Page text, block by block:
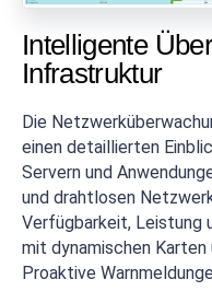
Intelligente
Infrastruktur
Die
einen detaillierten
Servern und
und drahtlosen
Verfügbarkeit, Leistung
mit dynamischen Karten
Proaktive